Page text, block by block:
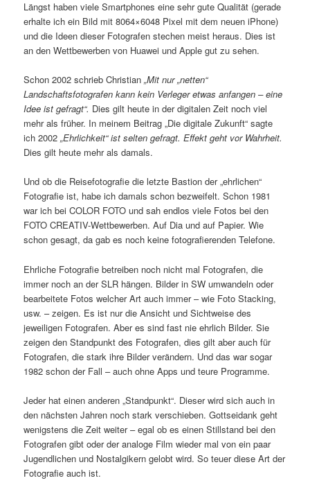
Längst haben viele Smartphones eine sehr gute Qualität (gerade
erhalte ich ein Bild mit 8064×6048 Pixel mit dem neuen iPhone)
und die Ideen dieser Fotografen stechen meist heraus. Dies ist
an den Wettbewerben von Huawei und Apple gut zu sehen.
Schon 2002 schrieb Christian„Mit nur „netten“
Landschaftsfotografen kann kein Verleger etwas anfangen – eine
Idee ist gefragt“. Dies gilt heute in der digitalen Zeit noch viel
mehr als früher. In meinem Beitrag „Die digitale Zukunft“ sagte
ich 2002„Ehrlichkeit“ ist selten gefragt. Effekt geht vor Wahrheit.
Dies gilt heute mehr als damals.
Und ob die Reisefotografie die letzte Bastion der „ehrlichen“
Fotografie ist, habe ich damals schon bezweifelt. Schon 1981
war ich bei COLOR FOTO und sah endlos viele Fotos bei den
FOTO CREATIV-Wettbewerben. Auf Dia und auf Papier. Wie
schon gesagt, da gab es noch keine fotografierenden Telefone.
Ehrliche Fotografie betreiben noch nicht mal Fotografen, die
immer noch an der SLR hängen. Bilder in SW umwandeln oder
bearbeitete Fotos welcher Art auch immer – wie Foto Stacking,
usw. – zeigen. Es ist nur die Ansicht und Sichtweise des
jeweiligen Fotografen. Aber es sind fast nie ehrlich Bilder. Sie
zeigen den Standpunkt des Fotografen, dies gilt aber auch für
Fotografen, die stark ihre Bilder verändern. Und das war sogar
1982 schon der Fall – auch ohne Apps und teure Programme.
Jeder hat einen anderen „Standpunkt“. Dieser wird sich auch in
den nächsten Jahren noch stark verschieben. Gottseidank geht
wenigstens die Zeit weiter – egal ob es einen Stillstand bei den
Fotografen gibt oder der analoge Film wieder mal von ein paar
Jugendlichen und Nostalgikern gelobt wird. So teuer diese Art der
Fotografie auch ist.